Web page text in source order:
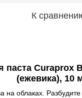
К
паста Curaprox
(ежевика), 10
на облаках. Разбудите